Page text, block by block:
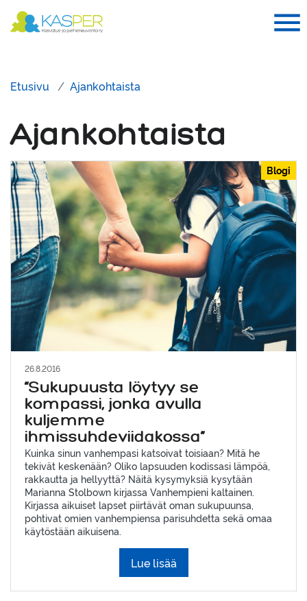
Suomen Kasper ry
Etusivu Ajankohtaista
Ajankohtaista
Blogi
26.8.2016
”Sukupuusta löytyy se
kompassi, jonka avulla
kuljemme
ihmissuhdeviidakossa”
Kuinka sinun vanhempasi katsoivat toisiaan? Mitä he
tekivät keskenään? Oliko lapsuuden kodissasi lämpöä,
rakkautta ja hellyyttä? Näitä kysymyksiä kysytään
Marianna Stolbown kirjassa Vanhempieni kaltainen.
Kirjassa aikuiset lapset piirtävät oman sukupuunsa,
pohtivat omien vanhempiensa parisuhdetta sekä omaa
käytöstään aikuisena.
Lue lisää